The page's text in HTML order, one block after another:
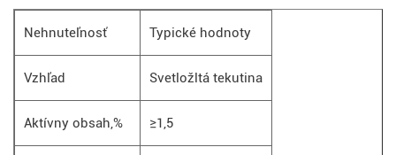
Nehnuteľnosť Typické hodnoty
Vzhľad Svetložltá tekutina
Aktívny obsah,% ≥1,5